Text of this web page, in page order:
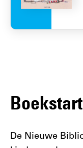
Boekstart
De Nieuwe